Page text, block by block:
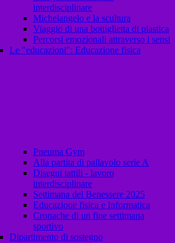
interdisciplinare
Michelangelo e la scultura
Viaggio di una bottiglietta di plastica
Percorsi emozionali attraverso i sensi
Le "educazioni": Educazione fisica
Pneuma Gym
Alla partita di pallavolo serie A
Disegni tattili - lavoro
interdisciplinare
Settimana del Benessere 2025
Educazione fisica e Informatica
Cronache di un fine settimana
sportivo
Dipartimento di sostegno